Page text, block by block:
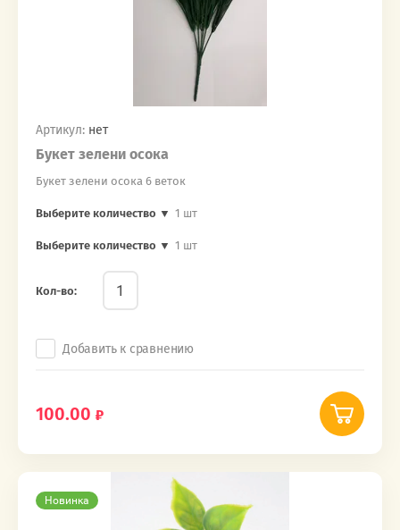
Артикул: нет
Букет зелени осока
Букет зелени осока 6 веток
Выберите количество ▼ 1 шт
Выберите количество ▼ 1 шт
Кол-во:
Добавить к сравнению
100.00
Новинка